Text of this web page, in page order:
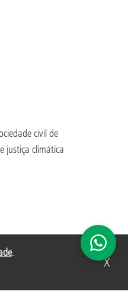
.
X
civil de
justiça climática